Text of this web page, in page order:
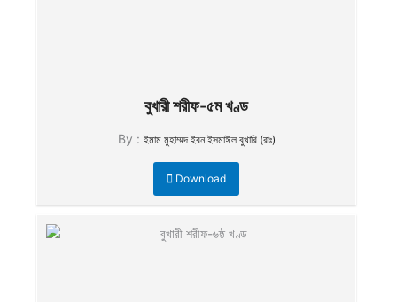
বুখারী শরীফ-৫ম খণ্ড
By : ইমাম মুহাম্মদ ইবন ইসমাঈল বুখারি (রাঃ)
Download